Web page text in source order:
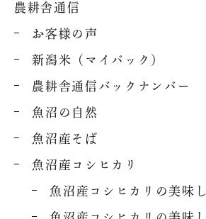
特定商取引法に基づく表記
プライバシーポリシー
農耕舎通信
お客様の声
新潟米（マイバック）
農耕舎通信バックナンバー
魚沼の自然
魚沼産そば
魚沼産コシヒカリ
魚沼産コシヒカリの美味